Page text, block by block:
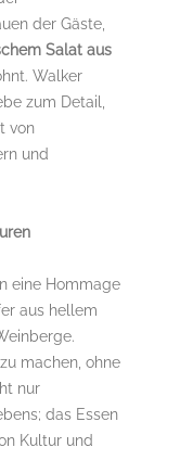
der Gäste,
Salat aus
Walker
zum Detail,
von
und
eine Hommage
aus hellem
machen, ohne
nur
das Essen
Kultur und